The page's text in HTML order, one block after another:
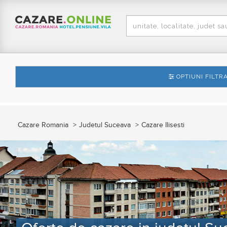
OPTIUNI
Cazare Romania Judetul Suceava Cazare Ilisesti